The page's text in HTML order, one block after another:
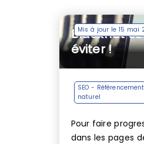
Mis à jour le 15 mai
Blackhat
éviter !
SEO - Référencement
naturel
Pour faire
dans les pages